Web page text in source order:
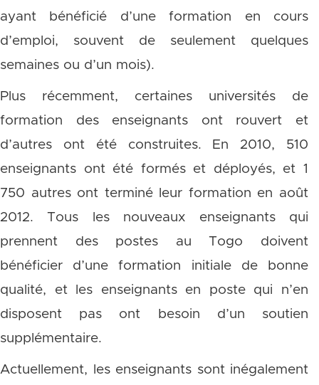
ayant bénéficié d’une formation en cours
d’emploi, souvent de seulement quelques
semaines ou d’un mois).
Plus récemment, certaines universités de
formation des enseignants ont rouvert et
d’autres ont été construites. En 2010, 510
enseignants ont été formés et déployés, et 1
750 autres ont terminé leur formation en août
2012. Tous les nouveaux enseignants qui
prennent des postes au Togo doivent
bénéficier d’une formation initiale de bonne
qualité, et les enseignants en poste qui n’en
disposent pas ont besoin d’un soutien
supplémentaire.
Actuellement, les enseignants sont inégalement